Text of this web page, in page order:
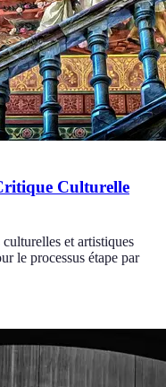
Culturelle
et artistiques
le processus étape par